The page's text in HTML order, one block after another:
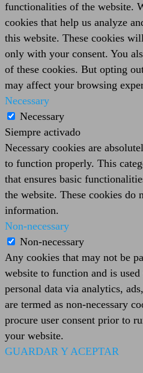
functionalities of the website.
cookies that help us analyze
this website. These cookies
only with your consent. You
of these cookies. But opting
may affect your browsing
Necessary
Necessary
Siempre activado
Necessary cookies are
to function properly. This
that ensures basic
the website. These cookies do
information.
Non-necessary
Non-necessary
Any cookies that may not be
website to function and is
personal data via analytics,
are termed as non-necessary
procure user consent prior to
your website.
GUARDAR Y ACEPTAR